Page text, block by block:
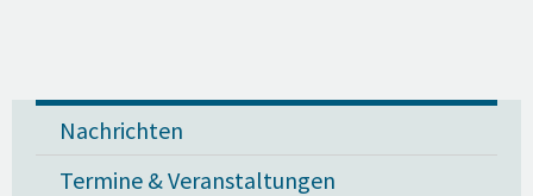
Nachrichten
Termine & Veranstaltungen